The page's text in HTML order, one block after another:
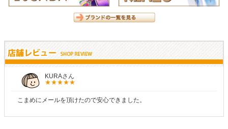
商品が早く届いたのでよかったです。また利用